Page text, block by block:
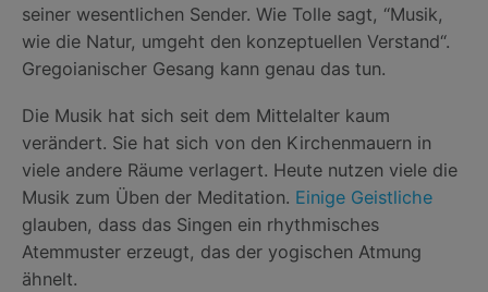
seiner wesentlichen Sender. Wie Tolle sagt, “Musik,
wie die Natur, umgeht den konzeptuellen Verstand“.
Gregoianischer Gesang kann genau das tun.
Die Musik hat sich seit dem Mittelalter kaum
verändert. Sie hat sich von den Kirchenmauern in
viele andere Räume verlagert. Heute nutzen viele die
Musik zum Üben der Meditation. Einige Geistliche
glauben, dass das Singen ein rhythmisches
Atemmuster erzeugt, das der yogischen Atmung
ähnelt.